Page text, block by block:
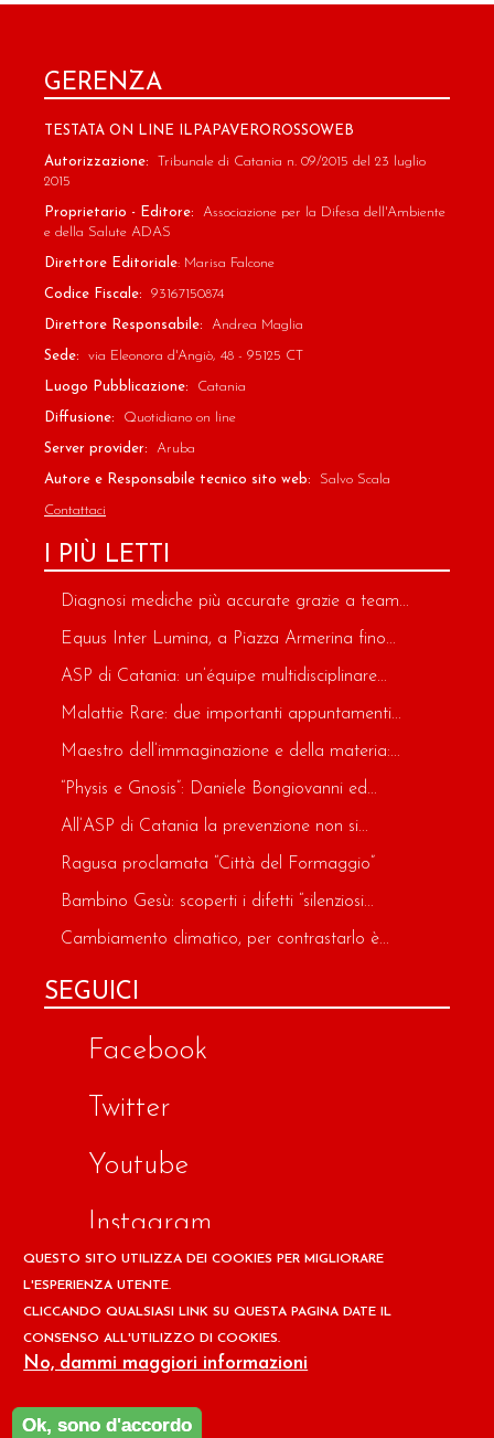
GERENZA
TESTATA ON LINE ILPAPAVEROROSSOWEB
Autorizzazione: Tribunale di Catania n. 09/2015 del 23 luglio
2015
Proprietario - Editore: Associazione per la Difesa dell'Ambiente
e della Salute ADAS
Direttore Editoriale: Marisa Falcone
Codice Fiscale: 93167150874
Direttore Responsabile: Andrea Maglia
Sede: via Eleonora d'Angiò, 48 - 95125 CT
Luogo Pubblicazione: Catania
Diffusione: Quotidiano on line
Server provider: Aruba
Autore e Responsabile tecnico sito web: Salvo Scala
Contattaci
I PIÙ LETTI
Diagnosi mediche più accurate grazie a team...
Equus Inter Lumina, a Piazza Armerina fino...
ASP di Catania: un’équipe multidisciplinare...
Malattie Rare: due importanti appuntamenti...
Maestro dell’immaginazione e della materia:...
“Physis e Gnosis”: Daniele Bongiovanni ed...
All’ASP di Catania la prevenzione non si...
Ragusa proclamata “Città del Formaggio”
Bambino Gesù: scoperti i difetti “silenziosi...
Cambiamento climatico, per contrastarlo è...
SEGUICI
Facebook
Twitter
Youtube
Instagram
Google
Copyright © 2026 Il design ed i contenuti del sito
www.ilpapaverorossoweb.it
per la Difesa dell'Ambiente e della Salute ADAS
QUESTO SITO UTILIZZA DEI COOKIES PER MIGLIORARE
L'ESPERIENZA UTENTE.
CLICCANDO QUALSIASI LINK SU QUESTA PAGINA DATE IL
CONSENSO ALL'UTILIZZO DI COOKIES.
No, dammi maggiori informazioni
Ok, sono d'accordo